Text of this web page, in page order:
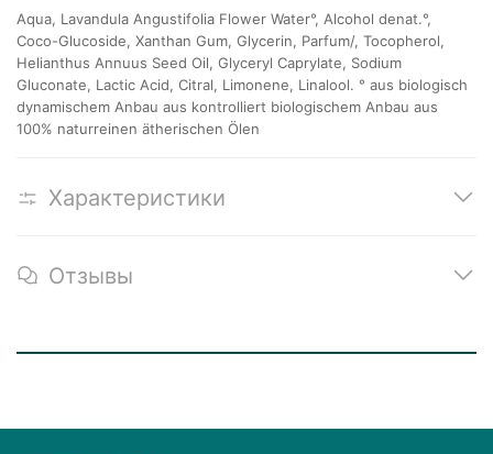
Aqua, Lavandula Angustifolia Flower Water°, Alcohol denat.°,
Coco-Glucoside, Xanthan Gum, Glycerin, Parfum/, Tocopherol,
Helianthus Annuus Seed Oil, Glyceryl Caprylate, Sodium
Gluconate, Lactic Acid, Citral, Limonene, Linalool. ° aus biologisch
dynamischem Anbau aus kontrolliert biologischem Anbau aus
100% naturreinen ätherischen Ölen
Характеристики
Отзывы